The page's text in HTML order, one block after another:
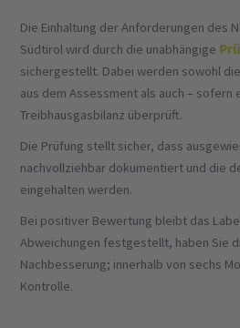
Die Einhaltung der Anforderungen des
Südtirol wird durch die unabhängige
sichergestellt. Dabei werden sowohl
aus dem Assessment als auch – sofern
Treibhausgasbilanz überprüft.
Die Prüfung stellt sicher, dass
nachvollziehbar dokumentiert und die
eingehalten werden.
Bei positiver Bewertung bleibt das
Abweichungen festgestellt, haben Sie
Nachbesserung; innerhalb von sechs
Kontrolle.